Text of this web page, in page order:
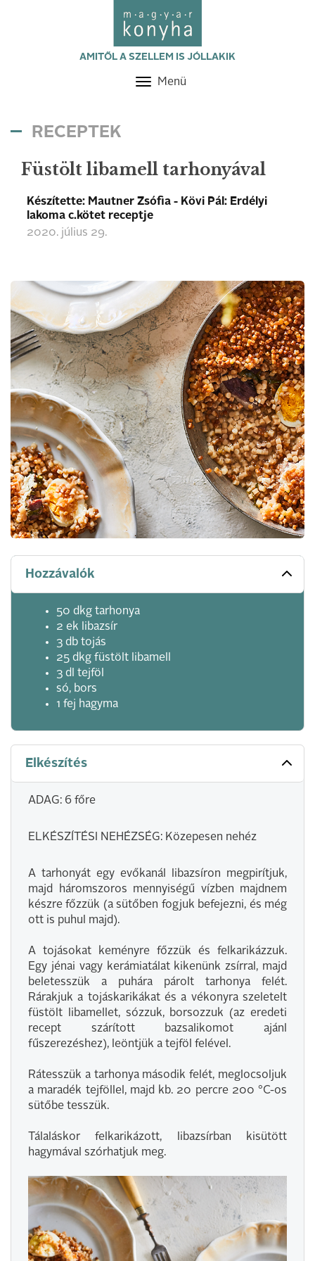
AMITŐL A SZELLEM IS JÓLLAKIK
Toggle
Menü
RECEPTEK
Füstölt libamell tarhonyával
Készítette: Mautner Zsófia - Kövi Pál: Erdélyi
lakoma c.kötet receptje
2020. július 29.
Hozzávalók
50 dkg tarhonya
2 ek libazsír
3 db tojás
25 dkg füstölt libamell
3 dl tejföl
só, bors
1 fej hagyma
Elkészítés
ADAG: 6 főre
ELKÉSZÍTÉSI NEHÉZSÉG: Közepesen nehéz
A tarhonyát egy evőkanál libazsíron megpirítjuk,
majd háromszoros mennyiségű vízben majdnem
készre főzzük (a sütőben fogjuk befejezni, és még
ott is puhul majd).
A tojásokat keményre főzzük és felkarikázzuk.
Egy jénai vagy kerámiatálat kikenünk zsírral, majd
beletesszük a puhára párolt tarhonya felét.
Rárakjuk a tojáskarikákat és a vékonyra szeletelt
füstölt libamellet, sózzuk, borsozzuk (az eredeti
recept szárított bazsalikomot ajánl
fűszerezéshez), leöntjük a tejföl felével.
Rátesszük a tarhonya második felét, meglocsoljuk
a maradék tejföllel, majd kb. 20 percre 200 °C-os
sütőbe tesszük.
Tálaláskor felkarikázott, libazsírban kisütött
hagymával szórhatjuk meg.